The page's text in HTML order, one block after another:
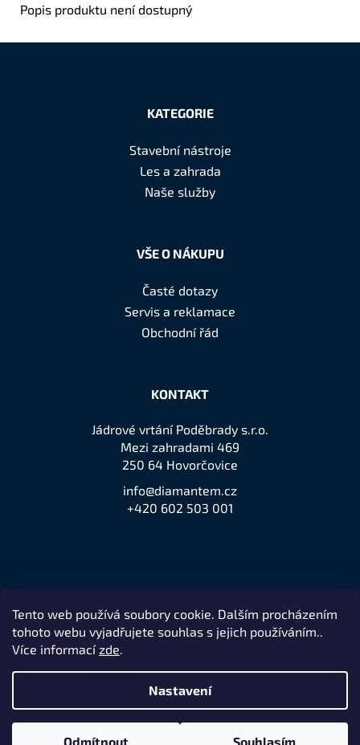
Tento web používá soubory cookie. Dalším procházením
tohoto webu vyjadřujete souhlas s jejich používáním..
Více informacízde.
Nastavení
Odmítnout Souhlasím
Popis produktu není dostupný
KATEGORIE
Stavební nástroje
Les a zahrada
Naše služby
VŠE O NÁKUPU
Časté dotazy
Servis a reklamace
Obchodní řád
KONTAKT
Jádrové vrtání Poděbrady s.r.o.
Mezi zahradami 469
250 64 Hovorčovice
info@diamantem.cz
+420 602 503 001
Přijímáme online platby
NakódovaloRemedio Digital| Vytvořil Shoptet